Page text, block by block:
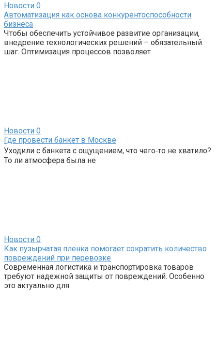
Новости 0
Автоматизация как основа конкурентоспособности
бизнеса
Чтобы обеспечить устойчивое развитие организации,
внедрение технологических решений – обязательный
шаг. Оптимизация процессов позволяет
Новости 0
Где провести банкет в Москве
Уходили с банкета с ощущением, что чего‑то не хватило?
То ли атмосфера была не
Новости 0
Как пузырчатая пленка помогает сократить количество
повреждений при перевозке
Современная логистика и транспортировка товаров
требуют надежной защиты от повреждений. Особенно
это актуально для